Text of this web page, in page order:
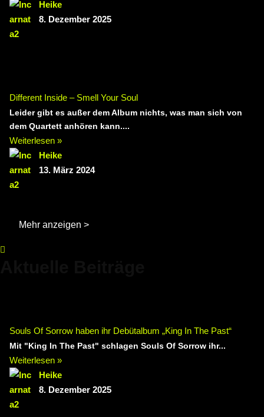
Heike
8. Dezember 2025
Different Inside – Smell Your Soul
Leider gibt es außer dem Album nichts, was man sich von
dem Quartett anhören kann....
Weiterlesen »
Heike
13. März 2024
Mehr anzeigen >
Souls Of Sorrow haben ihr Debütalbum „King In The Past“
Mit "King In The Past" schlagen Souls Of Sorrow ihr...
Weiterlesen »
Heike
8. Dezember 2025